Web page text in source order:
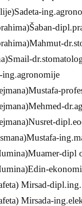
ing.agronomije
dipl
Mirsad-dipl.ing.
Mirsada-